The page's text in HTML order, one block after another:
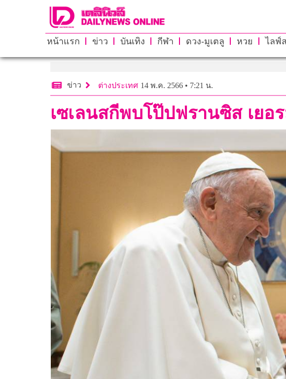
หน้าแรก ข่าว บันเทิง กีฬา ดวง-มูเตลู หวย ไลฟ์
ข่าว ต่างประเทศ 14 พ.ค. 2566 • 7:21 น.
เซเลนสกีพบโป๊ปฟรานซิส เย